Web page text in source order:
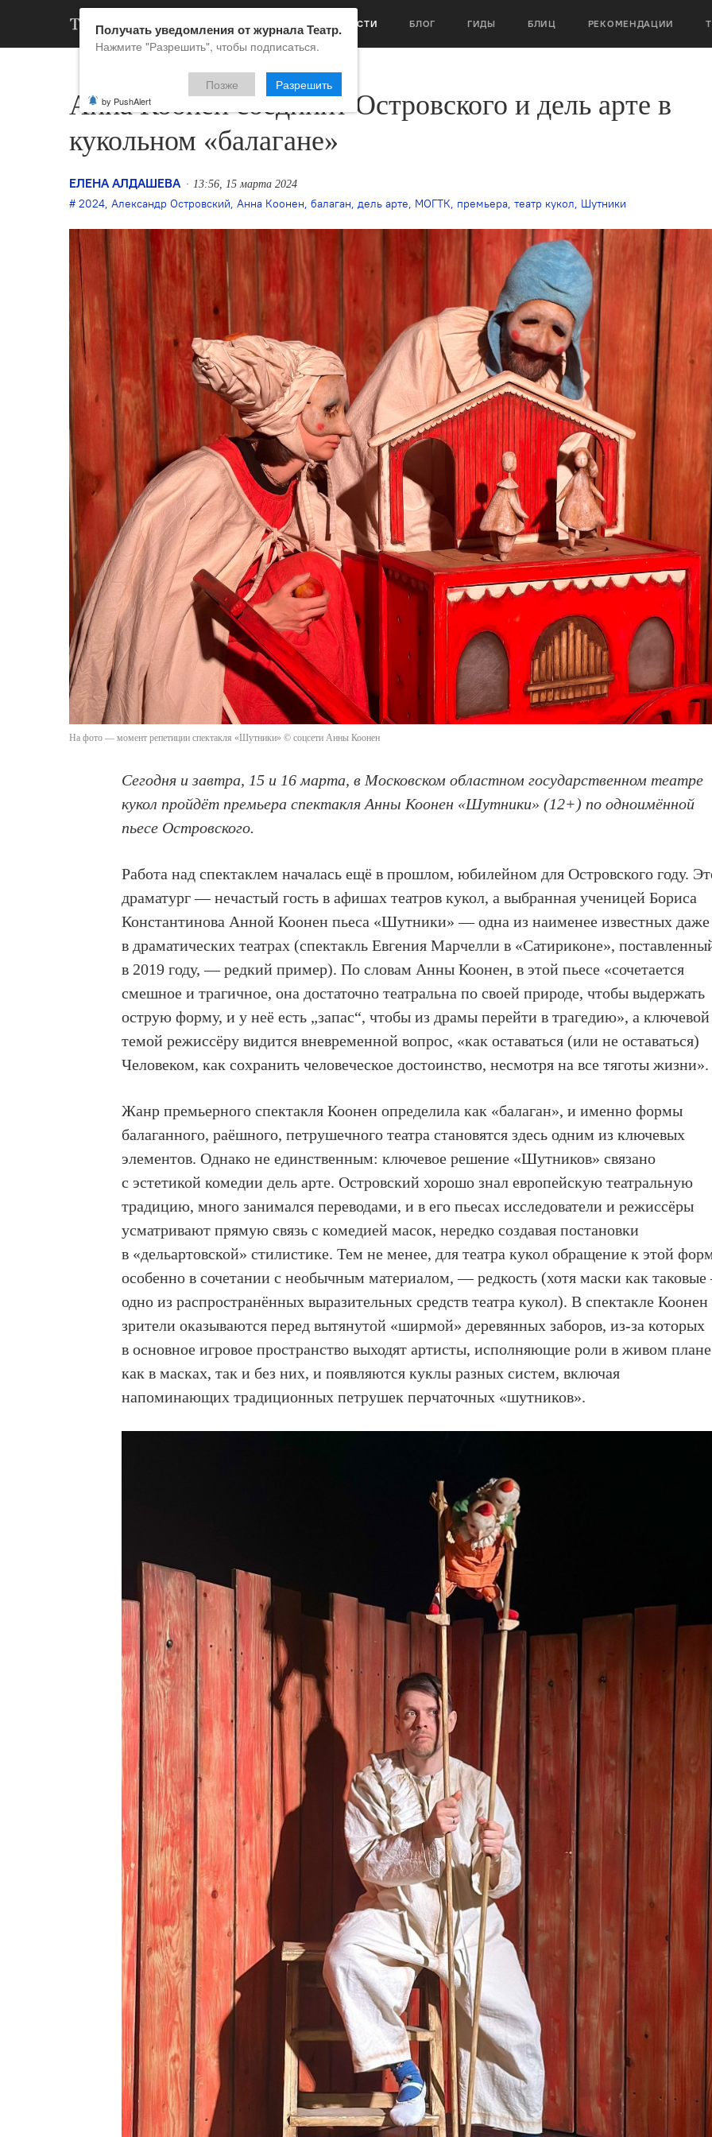
НОВОСТИ БЛОГ ГИДЫ БЛИЦ РЕКОМЕНДАЦИИ
Анна Коонен соединит Островского и дель арте в
кукольном «балагане»
ЕЛЕНА АЛДАШЕВА 13:56, 15 марта 2024
2024, Александр Островский, Анна Коонен, балаган, дель арте, МОГТК, премьера, театр кукол, Шутники
На фото — момент репетиции спектакля «Шутники» © соцсети Анны Коонен
Сегодня и завтра, 15 и 16 марта, в Московском областном государственном театре
кукол пройдёт премьера спектакля Анны Коонен «Шутники» (12+) по одноимённой
пьесе Островского.
Работа над спектаклем началась ещё в прошлом, юбилейном для Островского году.
драматург — нечастый гость в афишах театров кукол, а выбранная ученицей Бориса
Константинова Анной Коонен пьеса «Шутники» — одна из наименее известных даже
в драматических театрах (спектакль Евгения Марчелли в «Сатириконе»,
в 2019 году, — редкий пример). По словам Анны Коонен, в этой пьесе «сочетается
смешное и трагичное, она достаточно театральна по своей природе, чтобы выдержать
острую форму, и у неё есть „запас“, чтобы из драмы перейти в трагедию», а ключевой
темой режиссёру видится вневременной вопрос, «как оставаться (или не оставаться)
Человеком, как сохранить человеческое достоинство, несмотря на все тяготы жизни».
Жанр премьерного спектакля Коонен определила как «балаган», и именно формы
балаганного, раёшного, петрушечного театра становятся здесь одним из ключевых
элементов. Однако не единственным: ключевое решение «Шутников» связано
с эстетикой комедии дель арте. Островский хорошо знал европейскую театральную
традицию, много занимался переводами, и в его пьесах исследователи и режиссёры
усматривают прямую связь с комедией масок, нередко создавая постановки
в «дельартовской» стилистике. Тем не менее, для театра кукол обращение к этой
особенно в сочетании с необычным материалом, — редкость (хотя маски как
одно из распространённых выразительных средств театра кукол). В спектакле Коонен
зрители оказываются перед вытянутой «ширмой» деревянных заборов, из-за которых
в основное игровое пространство выходят артисты, исполняющие роли в живом плане
как в масках, так и без них, и появляются куклы разных систем, включая
напоминающих традиционных петрушек перчаточных «шутников».
Получать уведомления от журнала Театр.
Нажмите "Разрешить", чтобы подписаться.
Позже Разрешить
by PushAlert